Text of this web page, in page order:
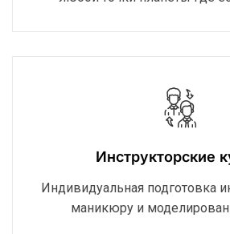
Инструкторские
Индивидуальная подготовка
маникюру и